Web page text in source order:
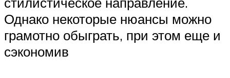
Однако некоторые нюансы можно
грамотно обыграть, при этом еще и
сэкономив